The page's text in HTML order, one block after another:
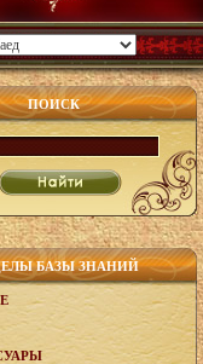
ПОИСК
БАЗЫ ЗНАНИЙ